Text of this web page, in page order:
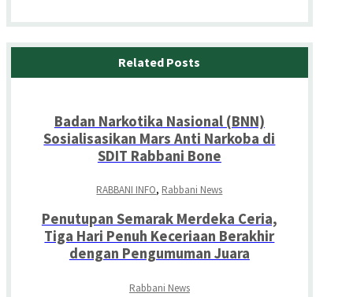
Related Posts
Badan Narkotika Nasional (BNN)
Sosialisasikan Mars Anti Narkoba di
SDIT Rabbani Bone
RABBANI INFO, Rabbani News
Penutupan Semarak Merdeka Ceria,
Tiga Hari Penuh Keceriaan Berakhir
dengan Pengumuman Juara
Rabbani News